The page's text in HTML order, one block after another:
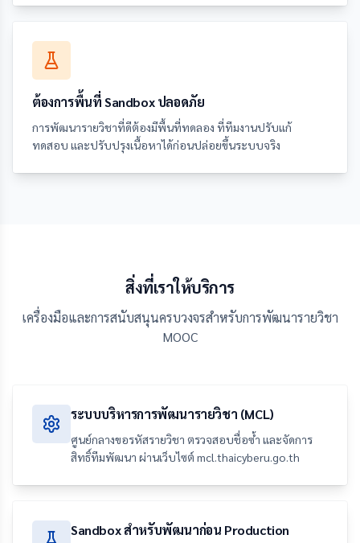
ต้องการพื้นที่ Sandbox ปลอดภัย
การพัฒนารายวิชาที่ดีต้องมีพื้นที่ทดลอง ที่ทีมงานปรับแก้
ทดสอบ และปรับปรุงเนื้อหาได้ก่อนปล่อยขึ้นระบบจริง
สิ่งที่เราให้บริการ
เครื่องมือและการสนับสนุนครบวงจรสำหรับการพัฒนารายวิชา
MOOC
ระบบบริหารการพัฒนารายวิชา (MCL)
ศูนย์กลางขอรหัสรายวิชา ตรวจสอบชื่อซ้ำ และจัดการ
สิทธิ์ทีมพัฒนา ผ่านเว็บไซต์ mcl.thaicyberu.go.th
Sandbox สำหรับพัฒนาก่อน Production